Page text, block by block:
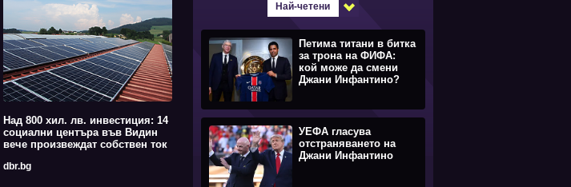
Над 800 хил. лв. инвестиция: 14
социални центъра във Видин
вече произвеждат собствен ток
dbr.bg
Най-четени
Петима титани в битка
за трона на ФИФА:
кой може да смени
Джани Инфантино?
УЕФА гласува
отстраняването на
Джани Инфантино